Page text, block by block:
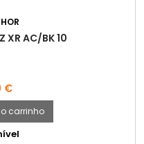
XR AC/BK 10
€
carrinho